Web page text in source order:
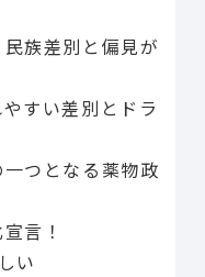
族差別と偏見が
すい差別とドラ
つとなる薬物政
言！
い